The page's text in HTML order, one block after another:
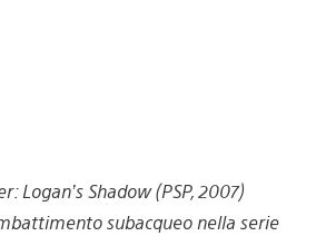
Logan’s Shadow (PSP, 2007)
subacqueo nella serie